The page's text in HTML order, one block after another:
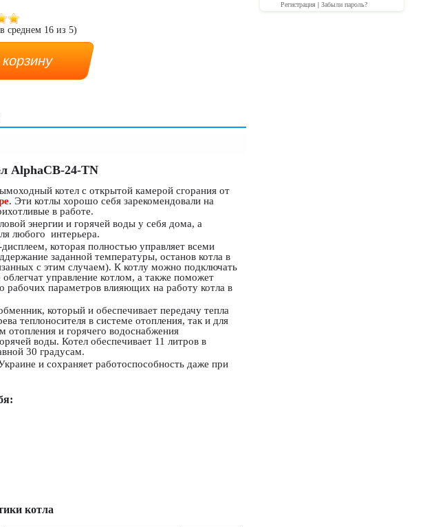
среднем 16 из 5)
AlphaCB-24-TN
котел с открытой камерой сгорания от
. Эти котлы хорошо себя зарекомендовали на
в работе.
энергии и горячей воды у себя дома, а
любого интерьера.
которая полностью управляет всеми
заданной температуры, останов котла в
с этим случаем). К котлу можно подключать
управление котлом, а также поможет
рабочих параметров влияющих на работу котла в
который и обеспечивает передачу тепла
теплоносителя в системе отопления, так и для
и горячего водоснабжения
воды. Котел обеспечивает 11 литров в
30 градусам.
и сохраняет работоспособность даже при
котла
Регистрация | Забыли пароль?